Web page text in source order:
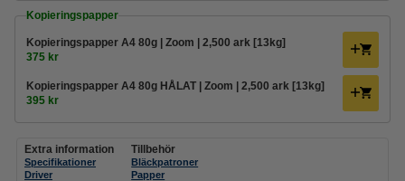
Kopieringspapper
Kopieringspapper A4 80g | Zoom | 2,500 ark [13kg]
375 kr
Kopieringspapper A4 80g HÅLAT | Zoom | 2,500 ark [13kg]
395 kr
Extra information
Specifikationer
Driver
Tillbehör
Bläckpatroner
Papper